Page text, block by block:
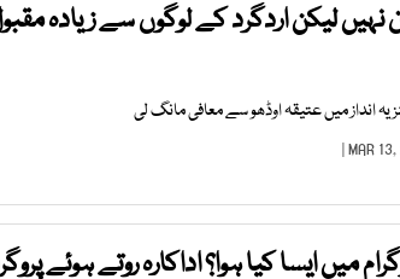
نہیں لیکن اردگرد کے لوگوں سے زیادہ
انداز میں عتیقہ اوڈھو سے معافی مانگ لی
میں ایسا کیا ہوا؟ اداکارہ روتے ہوئے